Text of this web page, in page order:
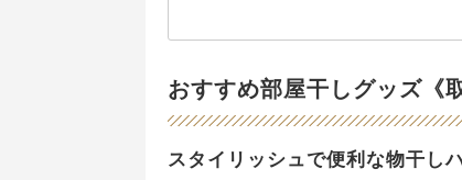
おすすめ部屋干しグッズ《
スタイリッシュで便利な物干し